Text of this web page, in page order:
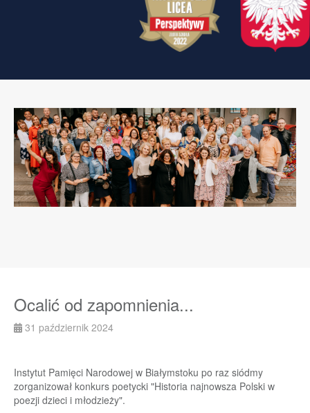
Ocalić od zapomnienia...
31 październik 2024
Instytut Pamięci Narodowej w Białymstoku po raz siódmy
zorganizował konkurs poetycki "Historia najnowsza Polski w
poezji dzieci i młodzieży".